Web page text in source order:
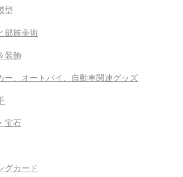
型
部族美術
装飾
ー、オートバイ、自動車関連グッズ
宝石
グカード